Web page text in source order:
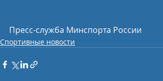
Пресс-служба Минспорта России
Спортивные новости